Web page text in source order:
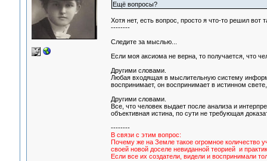
Ещё вопросы?
Хотя нет, есть вопрос, просто я что-то решил вот
--------
Следите за мыслью...
Если моя аксиома не верна, то получается, что
Другими словами.
Любая входящая в мыслительную систему
воспринимает, он воспринимает в истинном
Другими словами.
Все, что человек выдает после анализа и
объективная истина, по сути не требующая
--------
В связи с этим вопрос:
Почему же на Земле такое огромное количество
своей новой доселе невиданной теорией и
Если все их создатели, видели и воспринимали